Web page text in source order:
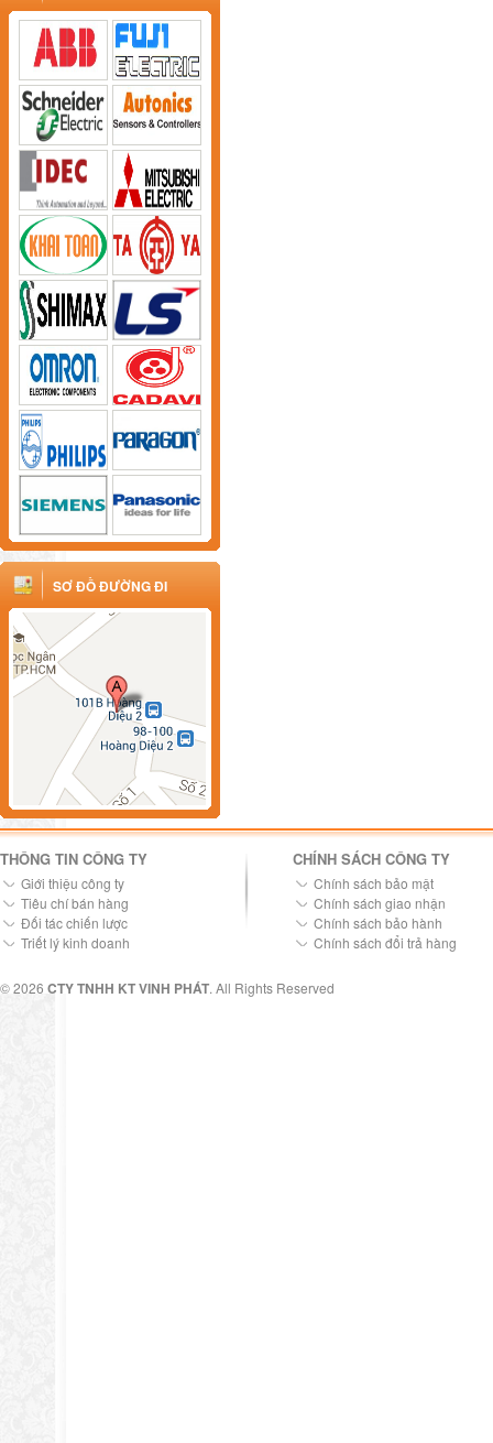
SƠ ĐỒ ĐƯỜNG ĐI
THÔNG TIN CÔNG TY
Giới thiệu công ty
Tiêu chí bán hàng
Đối tác chiến lược
Triết lý kinh doanh
CHÍNH SÁCH CÔNG TY
Chính sách bảo mật
Chính sách giao nhận
Chính sách bảo hành
Chính sách đổi trả hàng
© 2026 CTY TNHH KT VINH PHÁT. All Rights Reserved